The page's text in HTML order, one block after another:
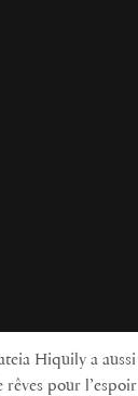
Hiquily a aussi
pour l’espoir